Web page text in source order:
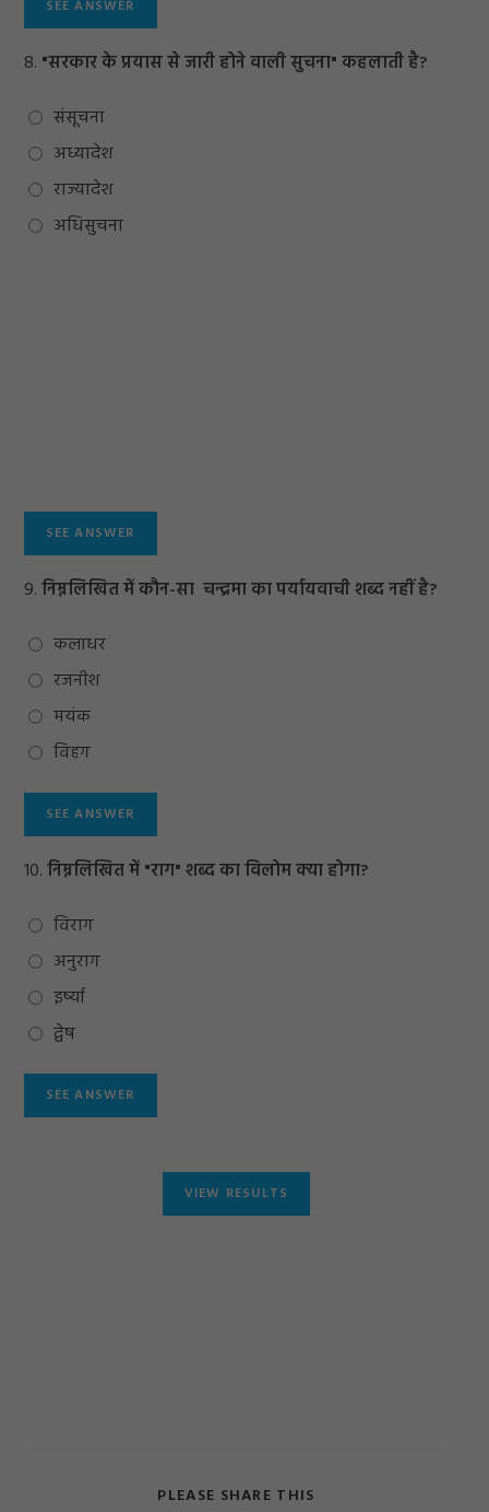
8. "सरकार के प्रयास से जारी होने वाली सुचना" कहलाती है?
संसूचना
अध्यादेश
राज्यादेश
अधिसुचना
9.निम्नलिखित में कौन-सा चन्द्रमा का पर्यायवाची शब्द नहीं है?
कलाधर
रजनीश
मयंक
विहग
10.निम्नलिखित में "राग" शब्द का विलोम क्या होगा?
विराग
अनुराग
इर्ष्या
द्वेष
PLEASE SHARE THIS